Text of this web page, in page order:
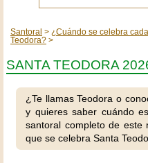
Santoral ¿Cuándo se celebra
Teodora?
SANTA TEODORA
¿Te llamas Teodora o
y quieres saber cuándo
santoral completo de
que se celebra Santa